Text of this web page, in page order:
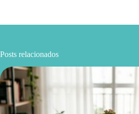
Posts relacionados